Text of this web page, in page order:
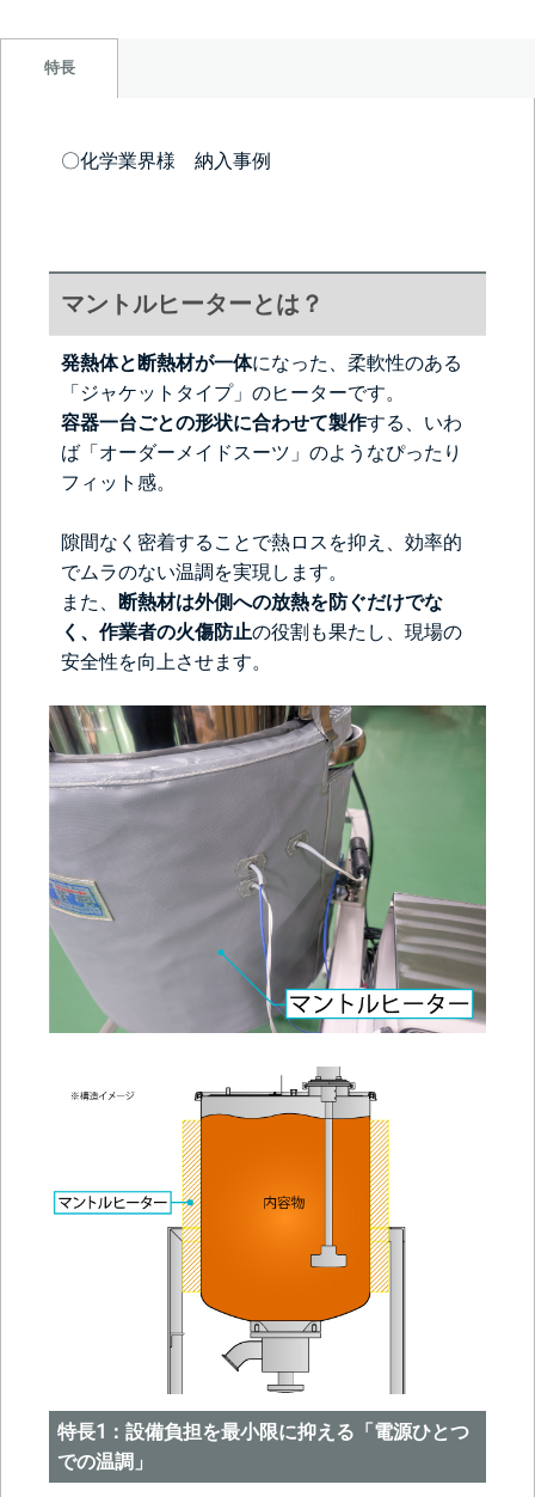
特長
〇化学業界様 納入事例
マントルヒーターとは？
発熱体と断熱材が一体になった、柔軟性のある
「ジャケットタイプ」のヒーターです。
容器一台ごとの形状に合わせて製作する、いわ
ば「オーダーメイドスーツ」のようなぴったり
フィット感。
隙間なく密着することで熱ロスを抑え、効率的
でムラのない温調を実現します。
また、
断熱材は外側への放熱を防ぐだけでな
く、作業者の火傷防止の役割も果たし、現場の
安全性を向上させます。
特長1：設備負担を最小限に抑える「電源ひとつ
での温調」